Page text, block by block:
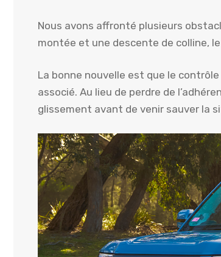
Nous avons affronté plusieurs
montée et une descente de colline,
La bonne nouvelle est que le
associé. Au lieu de perdre de
glissement avant de venir sauver la